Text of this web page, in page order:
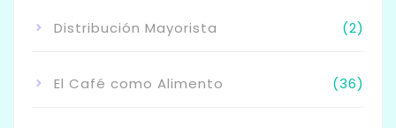
Distribución Mayorista (2)
El Café como Alimento (36)